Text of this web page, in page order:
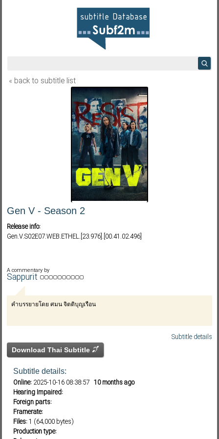
« back to subtitle list
Gen V - Season 2
Release info:
Gen.V.S02E07.WEB.ETHEL.[23.976].[00.41.02.496]
A commentary by
Sappurit
คำบรรยายโดย ศมน จิตติบุญเรือน
Subtitle details
Download Thai Subtitle
Subtitle details:
Online: 2025-10-16 08:38:57 10 months ago
Hearing Impaired:
Foreign parts:
Framerate:
Files:1 (64,000 bytes)
Production type: